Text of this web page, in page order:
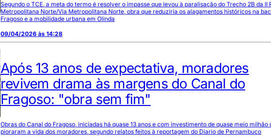
Segundo o TCE, a meta do termo é resolver o impasse que levou à paralisação do Trecho 2B da II
Metropolitana Norte/Via Metropolitana Norte, obra que reduziria os alagamentos históricos na
Fragoso e a mobilidade urbana em Olinda
09/04/2026 às 14:28
Após 13 anos de expectativa, moradores
revivem drama às margens do Canal do
Fragoso: "obra sem fim"
Obras do Canal do Fragoso, iniciadas há quase 13 anos e com investimento de quase meio milhão
pioraram a vida dos moradores, segundo relatos feitos à reportagem do Diario de Pernambuco